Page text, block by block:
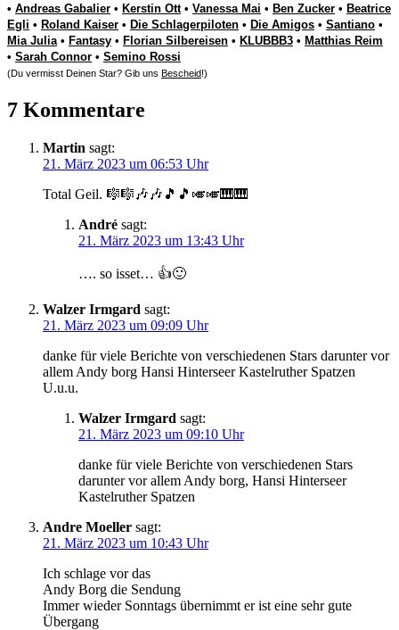
• Andreas Gabalier • Kerstin Ott• Vanessa Mai • Ben Zucker • Beatrice
Egli • Roland Kaiser • Die Schlagerpiloten • Die Amigos • Santiano •
Mia Julia • Fantasy • Florian Silbereisen • KLUBBB3 • Matthias Reim
• Sarah Connor • Semino Rossi
(Du vermisst Deinen Star? Gib uns Bescheid!)
7 Kommentare
Martin sagt:
21. März 2023 um 06:53 Uhr
Total Geil. 🎼🎼🎶🎶🎵🎵🎺🎺🎹🎹
André sagt:
21. März 2023 um 13:43 Uhr
…. so isset… 👍🙂
Walzer Irmgard sagt:
21. März 2023 um 09:09 Uhr
danke für viele Berichte von verschiedenen Stars darunter vor
allem Andy borg Hansi Hinterseer Kastelruther Spatzen
U.u.u.
Walzer Irmgard sagt:
21. März 2023 um 09:10 Uhr
danke für viele Berichte von verschiedenen Stars
darunter vor allem Andy borg, Hansi Hinterseer
Kastelruther Spatzen
Andre Moeller sagt:
21. März 2023 um 10:43 Uhr
Ich schlage vor das
Andy Borg die Sendung
Immer wieder Sonntags übernimmt er ist eine sehr gute
Übergang